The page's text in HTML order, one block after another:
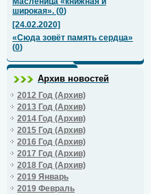
широкая». (0)
[24.02.2020]
«Сюда зовёт память сердца»
(0)
Архив новостей
2012 Год (Архив)
2013 Год (Архив)
2014 Год (Архив)
2015 Год (Архив)
2016 Год (Архив)
2017 Год (Архив)
2018 Год (Архив)
2019 Январь
2019 Февраль